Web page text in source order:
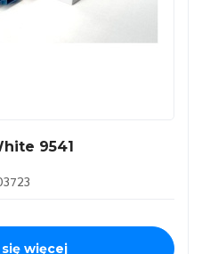
9541
więcej